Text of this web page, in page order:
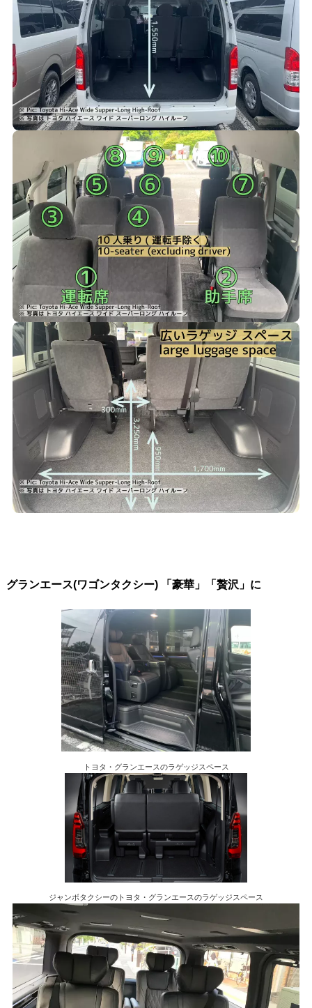
グランエース(ワゴンタクシー) 「豪華」「贅沢」に
トヨタ・グランエースのラゲッジスペース
ジャンボタクシーのトヨタ・グランエースのラゲッジスペース